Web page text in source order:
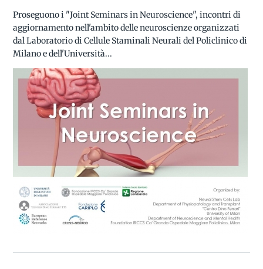
Proseguono i "Joint Seminars in Neuroscience", incontri di
aggiornamento nell'ambito delle neuroscienze organizzati
dal Laboratorio di Cellule Staminali Neurali del Policlinico di
Milano e dell'Università...